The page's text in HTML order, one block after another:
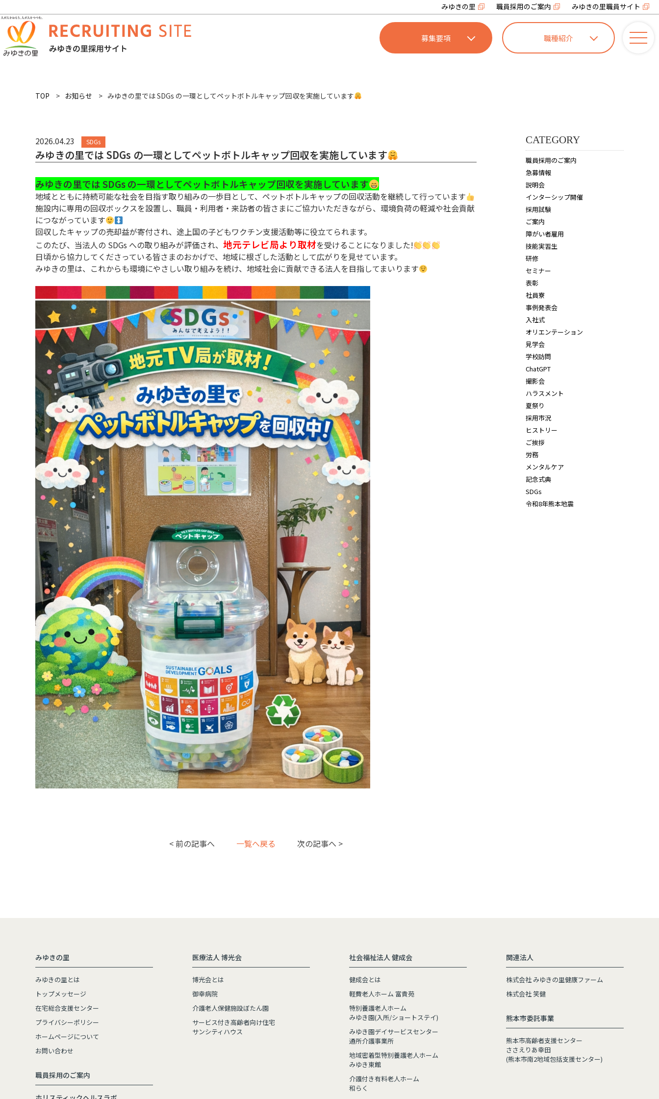
みゆきの里 職員採用のご案内 みゆきの里職員サイト
募集要項 職種紹介
TOP お知らせ みゆきの里では SDGs の一環としてペットボトルキャップ回収を実施しています
2026.04.23 SDGs
みゆきの里では SDGs の一環としてペットボトルキャップ回収を実施しています
みゆきの里では SDGs の一環としてペットボトルキャップ回収を実施しています
地域とともに持続可能な社会を目指す取り組みの一歩目として、ペットボトルキャップの回収活動を継続して行っています
施設内に専用の回収ボックスを設置し、職員・利用者・来訪者の皆さまにご協力いただきながら、環境負荷の軽減や社会貢献
につながっています
回収したキャップの売却益が寄付され、途上国の子どもワクチン支援活動等に役立てられます。
このたび、当法人の SDGs への取り組みが評価され、 地元テレビ局より取材を受けることになりました!
日頃から協力してくださっている皆さまのおかげで、地域に根ざした活動として広がりを見せています。
みゆきの里は、これからも環境にやさしい取り組みを続け、地域社会に貢献できる法人を目指してまいります
< 前の記事へ 一覧へ戻る 次の記事へ >
CATEGORY
職員採用のご案内
急募情報
説明会
インターシップ開催
採用試験
ご案内
障がい者雇用
技能実習生
研修
セミナー
表彰
社員寮
事例発表会
入社式
オリエンテーション
見学会
学校訪問
ChatGPT
撮影会
ハラスメント
夏祭り
採用市況
ヒストリー
ご挨拶
労務
メンタルケア
記念式典
SDGs
令和8年熊本地震
みゆきの里
みゆきの里とは
トップメッセージ
在宅総合支援センター
プライバシーポリシー
ホームページについて
お問い合わせ
職員採用のご案内
医療法人 博光会
博光会とは
御幸病院
介護老人保健施設ぼたん園
サービス付き高齢者向け住宅
サンシティハウス
社会福祉法人 健成会
健成会とは
軽費老人ホーム 富貴苑
特別養護老人ホーム
みゆき園(入所/ショートステイ)
みゆき園デイサービスセンター
通所介護事業所
地域密着型特別養護老人ホーム
みゆき東館
介護付き有料老人ホーム
和らく
関連法人
株式会社 みゆきの里健康ファーム
株式会社 笑健
熊本市委託事業
熊本市高齢者支援センター
ささえりあ幸田
(熊本市南2地域包括支援センター)